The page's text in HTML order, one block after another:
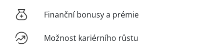
Finanční bonusy a prémie
Možnost kariérního růstu